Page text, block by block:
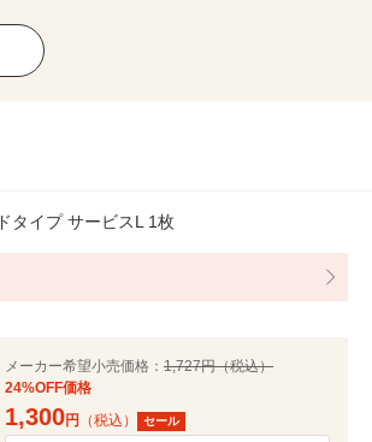
タイプ サービスL 1枚
メーカー希望小売価格： 1,727円（税込）
24%OFF価格
1,300円 （税込） セール